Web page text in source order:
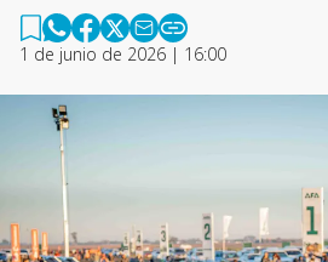
1 de junio de 2026 | 16:00